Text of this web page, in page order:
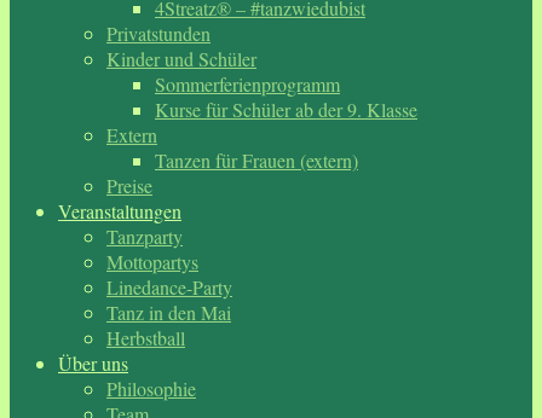
4Streatz® – #tanzwiedubist
Privatstunden
Kinder und Schüler
Sommerferienprogramm
Kurse für Schüler ab der 9. Klasse
Extern
Tanzen für Frauen (extern)
Preise
Veranstaltungen
Tanzparty
Mottopartys
Linedance-Party
Tanz in den Mai
Herbstball
Über uns
Philosophie